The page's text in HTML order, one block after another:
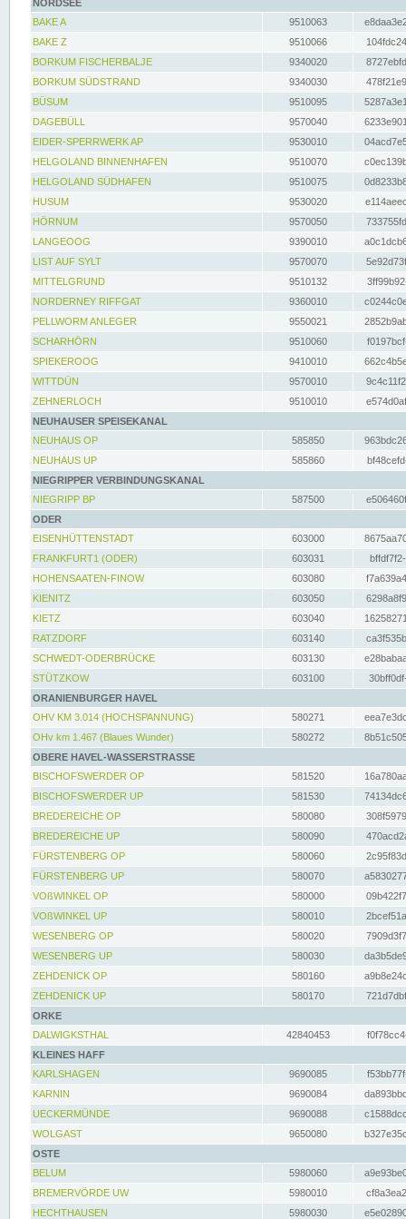
NORDSEE
BAKE A
9510063
BAKE Z
9510066
BORKUM FISCHERBALJE
9340020
BORKUM SÜDSTRAND
9340030
BÜSUM
9510095
DAGEBÜLL
9570040
EIDER-SPERRWERK AP
9530010
HELGOLAND BINNENHAFEN
9510070
HELGOLAND SÜDHAFEN
9510075
HUSUM
9530020
HÖRNUM
9570050
LANGEOOG
9390010
LIST AUF SYLT
9570070
MITTELGRUND
9510132
NORDERNEY RIFFGAT
9360010
PELLWORM ANLEGER
9550021
SCHARHÖRN
9510060
SPIEKEROOG
9410010
WITTDÜN
9570010
ZEHNERLOCH
9510010
NEUHAUSER SPEISEKANAL
NEUHAUS OP
585850
NEUHAUS UP
585860
NIEGRIPPER VERBINDUNGSKANAL
NIEGRIPP BP
587500
ODER
EISENHÜTTENSTADT
603000
FRANKFURT1 (ODER)
603031
HOHENSAATEN-FINOW
603080
KIENITZ
603050
KIETZ
603040
RATZDORF
603140
SCHWEDT-ODERBRÜCKE
603130
STÜTZKOW
603100
ORANIENBURGER HAVEL
OHV KM 3.014 (HOCHSPANNUNG)
580271
OHv km 1.467 (Blaues Wunder)
580272
OBERE HAVEL-WASSERSTRASSE
BISCHOFSWERDER OP
581520
BISCHOFSWERDER UP
581530
BREDEREICHE OP
580080
BREDEREICHE UP
580090
FÜRSTENBERG OP
580060
FÜRSTENBERG UP
580070
VOßWINKEL OP
580000
VOßWINKEL UP
580010
WESENBERG OP
580020
WESENBERG UP
580030
ZEHDENICK OP
580160
ZEHDENICK UP
580170
ORKE
DALWIGKSTHAL
42840453
KLEINES HAFF
KARLSHAGEN
9690085
KARNIN
9690084
UECKERMÜNDE
9690088
WOLGAST
9650080
OSTE
BELUM
5980060
BREMERVÖRDE UW
5980010
HECHTHAUSEN
5980030